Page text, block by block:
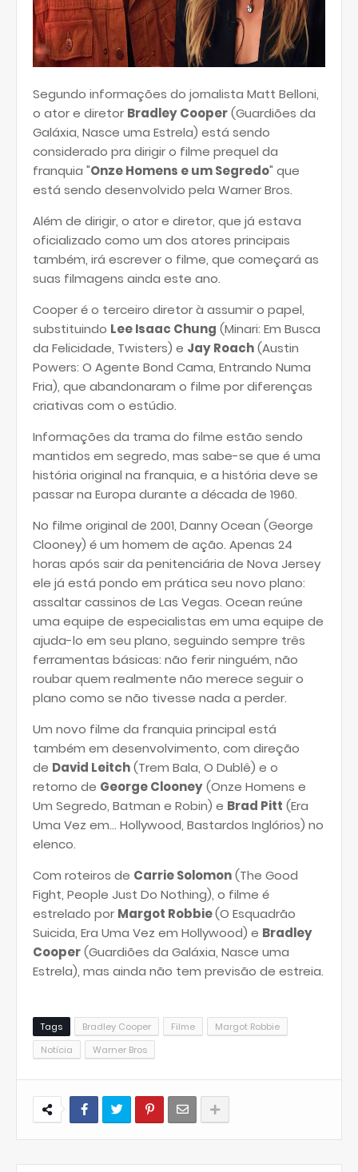
Segundo informações do jornalista Matt Belloni,
o ator e diretor Bradley Cooper(Guardiões da
Galáxia, Nasce uma Estrela) está sendo
considerado pra dirigir o filme prequel da
franquia "Onze Homens e um Segredo" que
está sendo desenvolvido pela Warner Bros.
Além de dirigir, o ator e diretor, que já estava
oficializado como um dos atores principais
também, irá escrever o filme, que começará as
suas filmagens ainda este ano.
Cooper é o terceiro diretor à assumir o papel,
substituindo Lee Isaac Chung (Minari: Em Busca
da Felicidade, Twisters) e Jay Roach(Austin
Powers: O Agente Bond Cama, Entrando Numa
Fria), que abandonaram o filme por diferenças
criativas com o estúdio.
Informações da trama do filme estão sendo
mantidos em segredo, mas sabe-se que é uma
história original na franquia, e a história deve se
passar na Europa durante a década de 1960.
No filme original de 2001, Danny Ocean (George
Clooney) é um homem de ação. Apenas 24
horas após sair da penitenciária de Nova Jersey
ele já está pondo em prática seu novo plano:
assaltar cassinos de Las Vegas. Ocean reúne
uma equipe de especialistas em uma equipe de
ajuda-lo em seu plano, seguindo sempre três
ferramentas básicas: não ferir ninguém, não
roubar quem realmente não merece seguir o
plano como se não tivesse nada a perder.
Um novo filme da franquia principal está
também em desenvolvimento, com direção
de David Leitch(Trem Bala, O Dublê) e o
retorno de George Clooney(Onze Homens e
Um Segredo, Batman e Robin) e Brad Pitt (Era
Uma Vez em... Hollywood, Bastardos Inglórios) no
elenco.
Com roteiros de Carrie Solomon(The Good
Fight, People Just Do Nothing), o filme é
estrelado por Margot Robbie(O Esquadrão
Suicida, Era Uma Vez em Hollywood) e Bradley
Cooper(Guardiões da Galáxia, Nasce uma
Estrela), mas ainda não tem previsão de estreia.
Tags Bradley Cooper Filme
Margot Robbie
Notícia
Warner Bros